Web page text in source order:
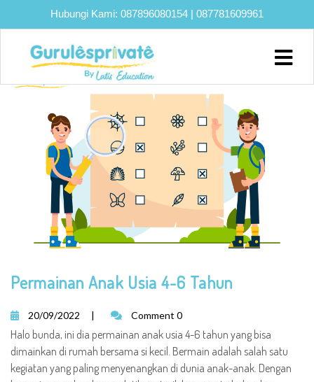
Hubungi Kami: 087896080154 | 087781609961
Home
Program
Eksklusif
TAG:#PERANORANGTUA
Permainan Anak Usia 4-6 Tahun
20/09/2022 | Comment 0
Halo bunda, ini dia permainan anak usia 4-6 tahun yang bisa
dimainkan di rumah bersama si kecil. Bermain adalah salah satu
kegiatan yang paling menyenangkan di dunia anak-anak. Dengan